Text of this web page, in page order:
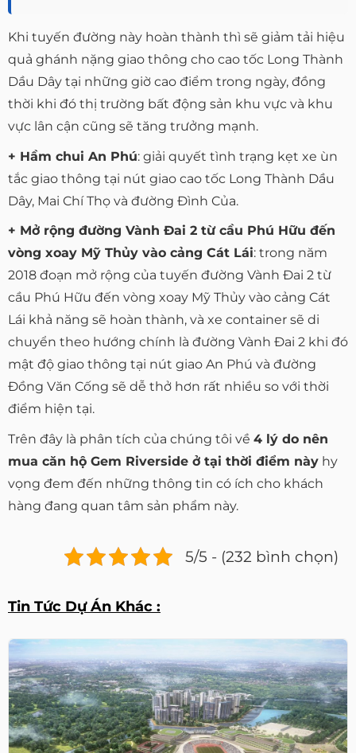
Khi tuyến đường này hoàn thành thì sẽ giảm tải hiệu
quả ghánh nặng giao thông cho cao tốc Long Thành
Dầu Dây tại những giờ cao điểm trong ngày, đồng
thời khi đó thị trường bất động sản khu vực và khu
vực lân cận cũng sẽ tăng trưởng mạnh.
+ Hầm chui An Phú: giải quyết tình trạng kẹt xe ùn
tắc giao thông tại nút giao cao tốc Long Thành Dầu
Dây, Mai Chí Thọ và đường Đình Của.
+ Mở rộng đường Vành Đai 2 từ cầu Phú Hữu đến
vòng xoay Mỹ Thủy vào cảng Cát Lái: trong năm
2018 đoạn mở rộng của tuyến đường Vành Đai 2 từ
cầu Phú Hữu đến vòng xoay Mỹ Thủy vào cảng Cát
Lái khả năng sẽ hoàn thành, và xe container sẽ di
chuyển theo hướng chính là đường Vành Đai 2 khi đó
mật độ giao thông tại nút giao An Phú và đường
Đồng Văn Cống sẽ dễ thở hơn rất nhiều so với thời
điểm hiện tại.
Trên đây là phân tích của chúng tôi về 4 lý do nên
mua căn hộ Gem Riverside ở tại thời điểm này hy
vọng đem đến những thông tin có ích cho khách
hàng đang quan tâm sản phẩm này.
5/5 - (232 bình chọn)
Tin Tức Dự Án Khác :